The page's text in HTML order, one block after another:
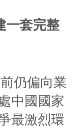
一套完整
仍偏向業
中國國家
最激烈環